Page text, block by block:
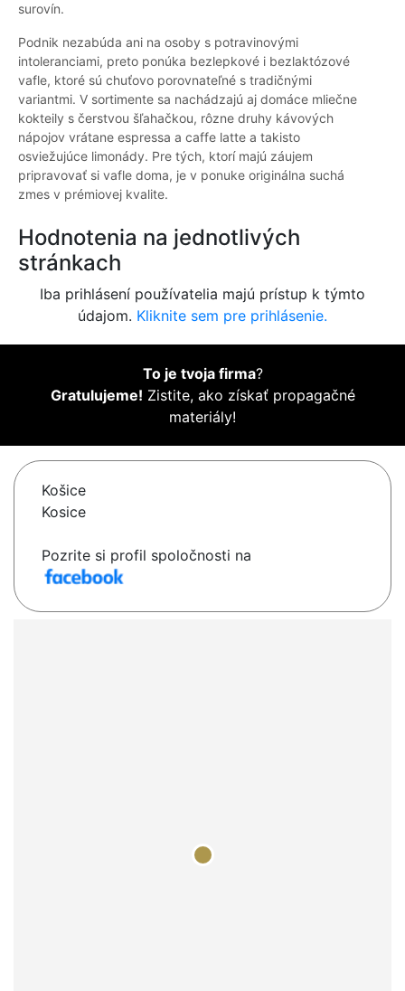
surovín.
Podnik nezabúda ani na osoby s potravinovými
intoleranciami, preto ponúka bezlepkové i bezlaktózové
vafle, ktoré sú chuťovo porovnateľné s tradičnými
variantmi. V sortimente sa nachádzajú aj domáce mliečne
kokteily s čerstvou šľahačkou, rôzne druhy kávových
nápojov vrátane espressa a caffe latte a takisto
osviežujúce limonády. Pre tých, ktorí majú záujem
pripravovať si vafle doma, je v ponuke originálna suchá
zmes v prémiovej kvalite.
Hodnotenia na jednotlivých
stránkach
Iba prihlásení používatelia majú prístup k týmto
údajom. Kliknite sem pre prihlásenie.
To je tvoja firma?
Gratulujeme! Zistite, ako získať propagačné
materiály!
Košice
Kosice
Pozrite si profil spoločnosti na